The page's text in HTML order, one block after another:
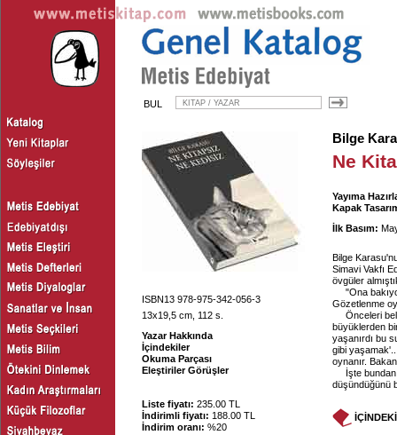
BUL
ISBN13 978-975-342-056-3
13x19,5 cm, 112 s.
Yazar Hakkında
İçindekiler
Okuma Parçası
Eleştiriler Görüşler
Liste fiyatı: 235.00 TL
İndirimli fiyatı: 188.00 TL
İndirim oranı: %20
Bilge
Ne
Yayıma
Kapak
İlk Basım:
Bilge
Simavi Vakfı
övgüler
"Ona
Gözetlenme
Önceleri
büyüklerden
yaşanırdı bu
gibi
oynanır.
İşte
düşündüğünü